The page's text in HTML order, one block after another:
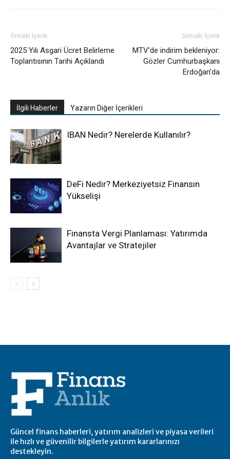
Önceki İçerik
2025 Yılı Asgari Ücret Belirleme
Toplantısının Tarihi Açıklandı
Sonraki İçerik
MTV’de indirim bekleniyor:
Gözler Cumhurbaşkanı
Erdoğan’da
İlgili Haberler Yazarın Diğer İçerikleri
IBAN Nedir? Nerelerde Kullanılır?
DeFi Nedir? Merkeziyetsiz Finansın
Yükselişi
Finansta Vergi Planlaması: Yatırımda
Avantajlar ve Stratejiler
Güncel finans haberleri, yatırım analizleri ve piyasa verileri
ile hızlı ve güvenilir bilgilerle yatırım kararlarınızı
destekleyin.